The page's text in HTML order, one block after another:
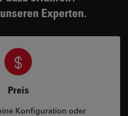
Experten.
Preis
Konfiguration oder